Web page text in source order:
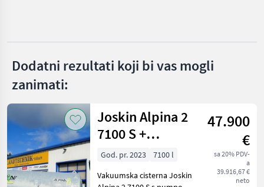
Kverneland
sve
(51)
MARKETPLACE
Dodatni rezultati koji bi vas mogli
zanimati:
Joskin Alpina 2
7100 S +
razdjelnik
vučnih papuča
47.900
€
sa 20% PDV-
a
39.916,67 €
neto
God. pr. 2023
7100 l
Vakuumska cisterna Joskin